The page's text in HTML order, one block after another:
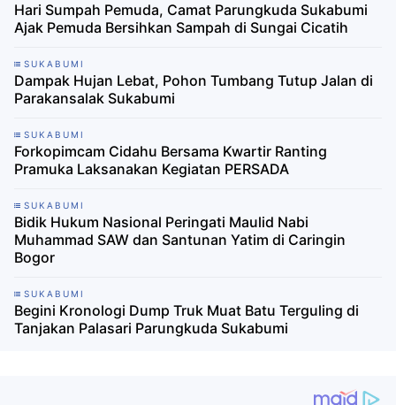
Hari Sumpah Pemuda, Camat Parungkuda Sukabumi
Ajak Pemuda Bersihkan Sampah di Sungai Cicatih
SUKABUMI
Dampak Hujan Lebat, Pohon Tumbang Tutup Jalan di
Parakansalak Sukabumi
SUKABUMI
Forkopimcam Cidahu Bersama Kwartir Ranting
Pramuka Laksanakan Kegiatan PERSADA
SUKABUMI
Bidik Hukum Nasional Peringati Maulid Nabi
Muhammad SAW dan Santunan Yatim di Caringin
Bogor
SUKABUMI
Begini Kronologi Dump Truk Muat Batu Terguling di
Tanjakan Palasari Parungkuda Sukabumi